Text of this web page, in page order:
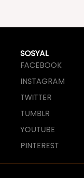
SOSYAL
INSTAGRAM
tarafından tasarlanmış